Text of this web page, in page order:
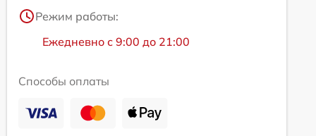
Режим работы:
Ежедневно с 9:00 до 21:00
Способы оплаты